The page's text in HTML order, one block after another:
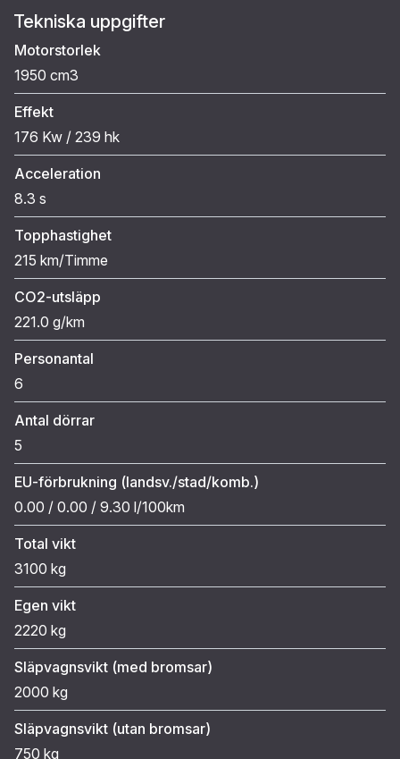
Tekniska uppgifter
Motorstorlek
1950 cm3
Effekt
176 Kw / 239 hk
Acceleration
8.3 s
Topphastighet
215 km/Timme
CO2-utsläpp
221.0 g/km
Personantal
6
Antal dörrar
5
EU-förbrukning (landsv./stad/komb.)
0.00 / 0.00 / 9.30 l/100km
Total vikt
3100 kg
Egen vikt
2220 kg
Släpvagnsvikt (med bromsar)
2000 kg
Släpvagnsvikt (utan bromsar)
750 kg